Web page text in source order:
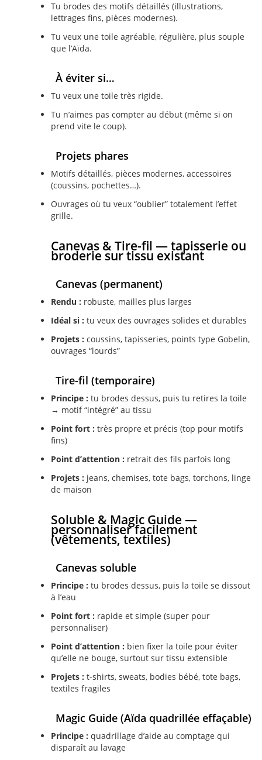
Tu brodes des motifs détaillés (illustrations,
lettrages fins, pièces modernes).
Tu veux une toile agréable, régulière, plus souple
que l’Aïda.
À éviter si…
Tu veux une toile très rigide.
Tu n’aimes pas compter au début (même si on
prend vite le coup).
Projets phares
Motifs détaillés, pièces modernes, accessoires
(coussins, pochettes…).
Ouvrages où tu veux “oublier” totalement l’effet
grille.
Canevas & Tire-fil — tapisserie ou
broderie sur tissu existant
Canevas (permanent)
Rendu : robuste, mailles plus larges
Idéal si : tu veux des ouvrages solides et durables
Projets : coussins, tapisseries, points type Gobelin,
ouvrages “lourds”
Tire-fil (temporaire)
Principe : tu brodes dessus, puis tu retires la toile
→ motif “intégré” au tissu
Point fort : très propre et précis (top pour motifs
fins)
Point d’attention : retrait des fils parfois long
Projets : jeans, chemises, tote bags, torchons, linge
de maison
Soluble & Magic Guide —
personnaliser facilement
(vêtements, textiles)
Canevas soluble
Principe : tu brodes dessus, puis la toile se dissout
à l’eau
Point fort : rapide et simple (super pour
personnaliser)
Point d’attention : bien fixer la toile pour éviter
qu’elle ne bouge, surtout sur tissu extensible
Projets : t-shirts, sweats, bodies bébé, tote bags,
textiles fragiles
Magic Guide (Aïda quadrillée effaçable)
Principe : quadrillage d’aide au comptage qui
disparaît au lavage